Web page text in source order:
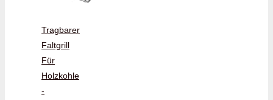
Tragbarer
Faltgrill
Für
Holzkohle
-